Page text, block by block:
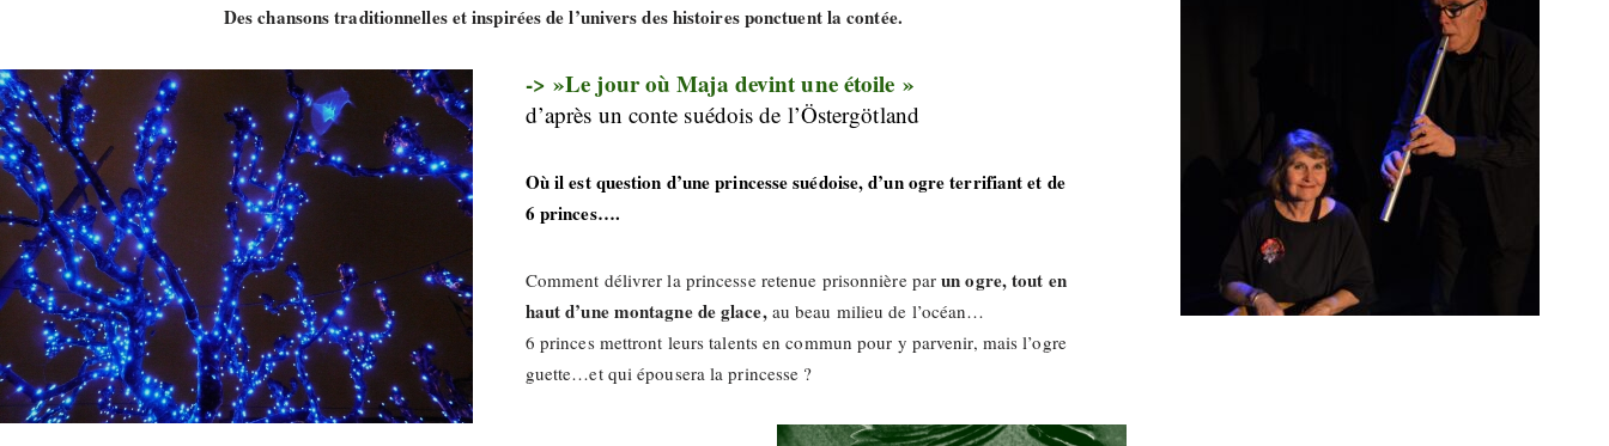
Des chansons traditionnelles et inspirées de l’univers des histoires ponctuent la contée.
-> »Le jour où Maja devint une étoile »
d’après un conte suédois de l’Östergötland
Où il est question d’une princesse suédoise, d’un ogre terrifiant et de
6 princes….
Comment délivrer la princesse retenue prisonnière parun ogre, tout en
haut d’une montagne de glace,au beau milieu de l’océan…
6 princes mettront leurs talents en commun pour y parvenir, mais l’ogre
guette…et qui épousera la princesse ?